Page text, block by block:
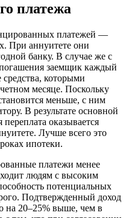
платежа
платежей —
При аннуитете они
банку. В случае же с
заемщик каждый
средства, которыми
месяце. Поскольку
меньше, с ним
В результате основной
оказывается
Лучше всего это
ипотеки.
платежи менее
людям с высоким
потенциальных
Подтвержденный доход
на 20–25% выше, чем в